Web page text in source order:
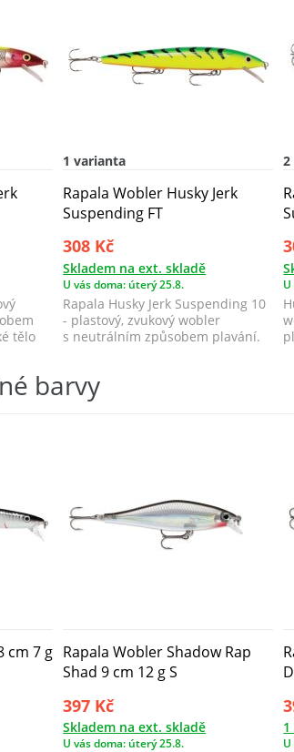
tělo
1 varianta
Rapala Wobler Husky Jerk
Suspending FT
308 Kč
Skladem na ext. skladě
U vás doma: úterý 25.8.
Rapala Husky Jerk Suspending 10
- plastový, zvukový wobler
s neutrálním způsobem plavání.
barvy
cm 7 g Rapala Wobler Shadow Rap
Shad 9 cm 12 g S
397 Kč
Skladem na ext. skladě
U vás doma: úterý 25.8.